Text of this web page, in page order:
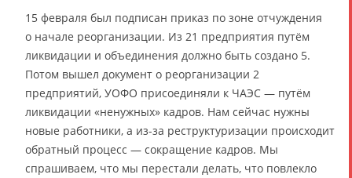
15 февраля был подписан приказ по зоне отчуждения
о начале реорганизации. Из 21 предприятия путём
ликвидации и объединения должно быть создано 5.
Потом вышел документ о реорганизации 2
предприятий, УОФО присоединяли к ЧАЭС — путём
ликвидации «ненужных» кадров. Нам сейчас нужны
новые работники, а из-за реструктуризации происходит
обратный процесс — сокращение кадров. Мы
спрашиваем, что мы перестали делать, что повлекло